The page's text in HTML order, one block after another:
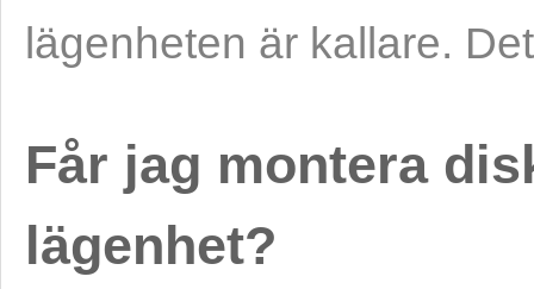
lägenheten är kallare.
Får jag montera
lägenhet?